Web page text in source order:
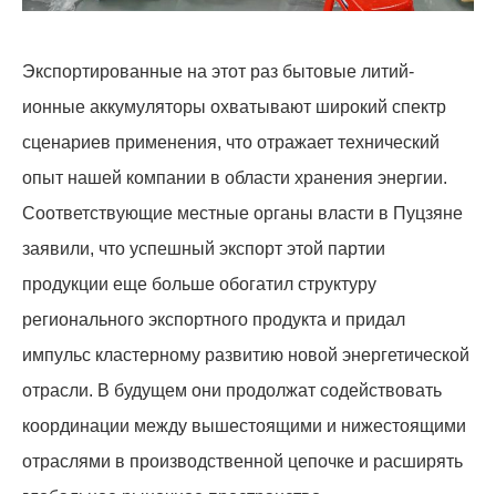
Экспортированные на этот раз бытовые литий-
ионные аккумуляторы охватывают широкий спектр
сценариев применения, что отражает технический
опыт нашей компании в области хранения энергии.
Соответствующие местные органы власти в Пуцзяне
заявили, что успешный экспорт этой партии
продукции еще больше обогатил структуру
регионального экспортного продукта и придал
импульс кластерному развитию новой энергетической
отрасли. В будущем они продолжат содействовать
координации между вышестоящими и нижестоящими
отраслями в производственной цепочке и расширять